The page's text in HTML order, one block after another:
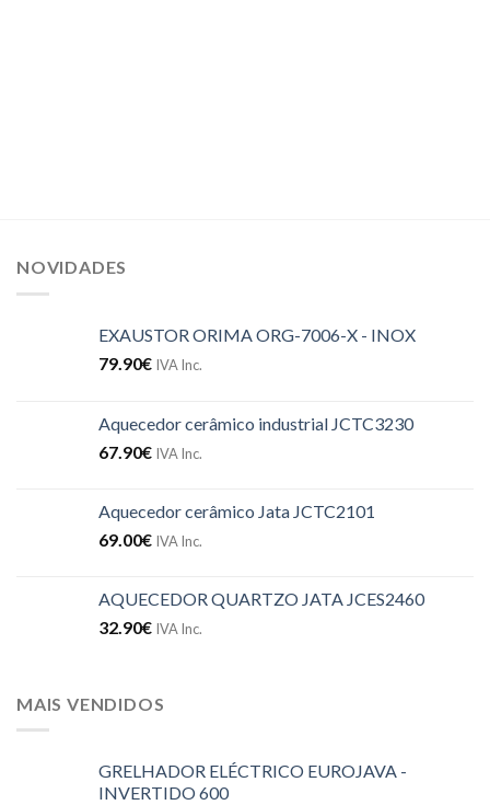
NOVIDADES
EXAUSTOR ORIMA ORG-7006-X - INOX
79.90€ IVA Inc.
Aquecedor cerâmico industrial JCTC3230
67.90€ IVA Inc.
Aquecedor cerâmico Jata JCTC2101
69.00€ IVA Inc.
AQUECEDOR QUARTZO JATA JCES2460
32.90€ IVA Inc.
MAIS VENDIDOS
GRELHADOR ELÉCTRICO EUROJAVA -
INVERTIDO 600